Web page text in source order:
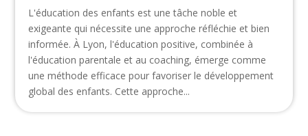
L'éducation des enfants est une tâche noble et
exigeante qui nécessite une approche réfléchie et bien
informée. À Lyon, l'éducation positive, combinée à
l'éducation parentale et au coaching, émerge comme
une méthode efficace pour favoriser le développement
global des enfants. Cette approche...